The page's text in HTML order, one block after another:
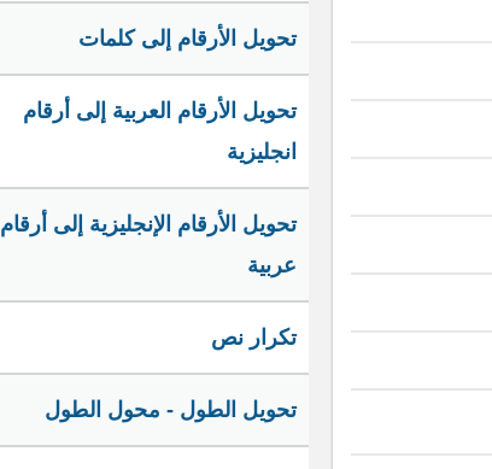
تحويل الأرقام إلى كلمات
تحويل الأرقام العربية إلى أرقام
انجليزية
تحويل الأرقام الإنجليزية إلى أرقام
عربية
تكرار نص
تحويل الطول - محول الطول